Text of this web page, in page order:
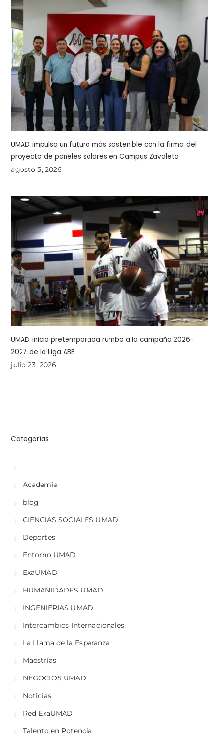
UMAD impulsa un futuro más sostenible con la firma del
proyecto de paneles solares en Campus Zavaleta
agosto 5, 2026
UMAD inicia pretemporada rumbo a la campaña 2026-
2027 de la Liga ABE
julio 23, 2026
Categorías
Academia
blog
CIENCIAS SOCIALES UMAD
Deportes
Entorno UMAD
ExaUMAD
HUMANIDADES UMAD
INGENIERIAS UMAD
Intercambios Internacionales
La Llama de la Esperanza
Maestrías
NEGOCIOS UMAD
Noticias
Red ExaUMAD
Talento en Potencia